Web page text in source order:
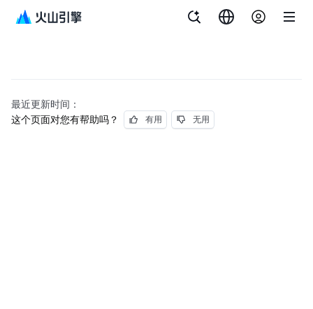
最近更新时间：
这个页面对您有帮助吗？
有用 无用